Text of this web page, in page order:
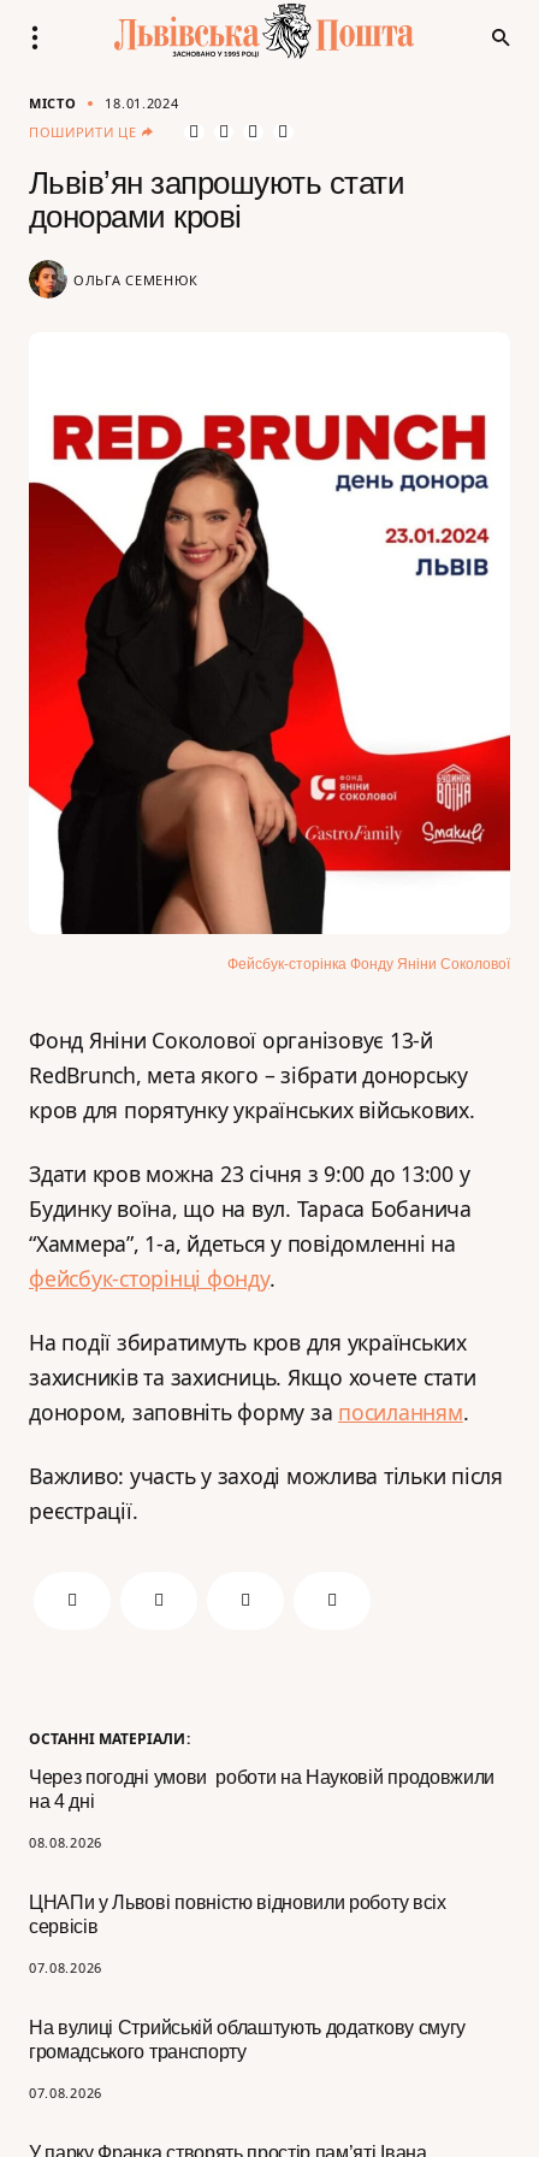
ОСТАННІ МАТЕРІАЛИ:
Через погодні умови роботи на Науковій продовжили
на 4 дні
08.08.2026
ЦНАПи у Львові повністю відновили роботу всіх
сервісів
07.08.2026
На вулиці Стрийській облаштують додаткову смугу
громадського транспорту
07.08.2026
У парку Франка створять простір пам’яті Івана
МІСТО
18.01.2024
ПОШИРИТИ ЦЕ
Львівʼян запрошують стати
донорами крові
ОЛЬГА СЕМЕНЮК
Фейсбук-сторінка Фонду Яніни Соколової
Фонд Яніни Соколової організовує 13-й
RedBrunch, мета якого – зібрати донорську
кров для порятунку українських військових.
Здати кров можна 23 січня з 9:00 до 13:00 у
Будинку воїна, що на вул. Тараса Бобанича
“Хаммера”, 1-а, йдеться у повідомленні на
фейсбук-сторінці фонду.
На події збиратимуть кров для українських
захисників та захисниць. Якщо хочете стати
донором, заповніть форму за посиланням.
Важливо: участь у заході можлива тільки після
реєстрації.